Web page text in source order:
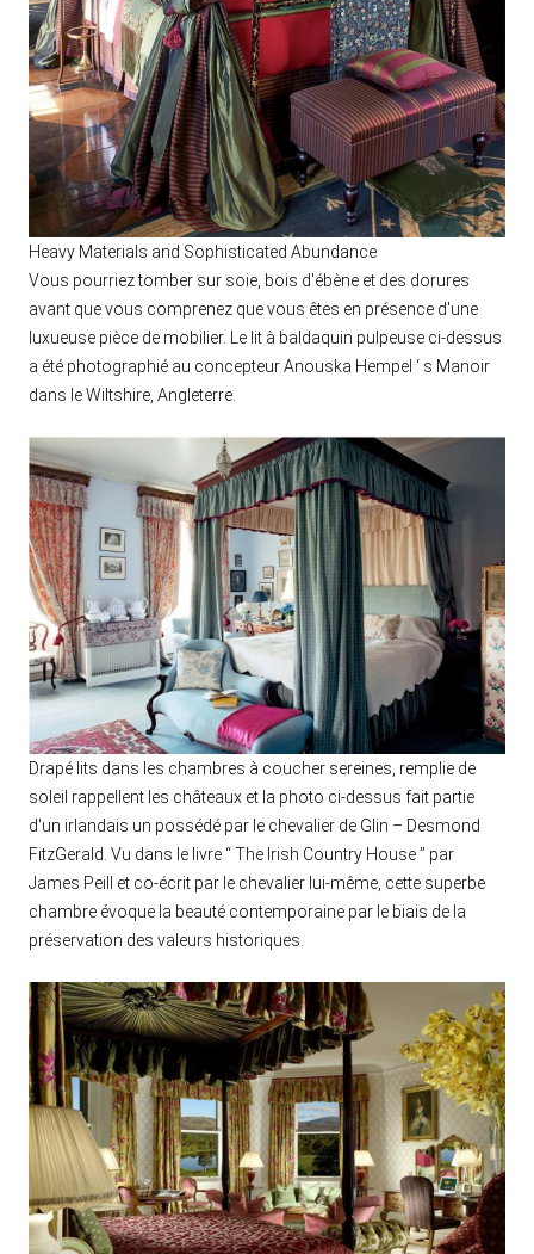
Heavy Materials and Sophisticated Abundance
Vous pourriez tomber sur soie, bois d'ébène et des dorures
avant que vous comprenez que vous êtes en présence d'une
luxueuse pièce de mobilier. Le lit à baldaquin pulpeuse ci-dessus
a été photographié au concepteur Anouska Hempel ‘ s Manoir
dans le Wiltshire, Angleterre.
Drapé lits dans les chambres à coucher sereines, remplie de
soleil rappellent les châteaux et la photo ci-dessus fait partie
d'un irlandais un possédé par le chevalier de Glin – Desmond
FitzGerald. Vu dans le livre “ The Irish Country House ” par
James Peill et co-écrit par le chevalier lui-même, cette superbe
chambre évoque la beauté contemporaine par le biais de la
préservation des valeurs historiques.